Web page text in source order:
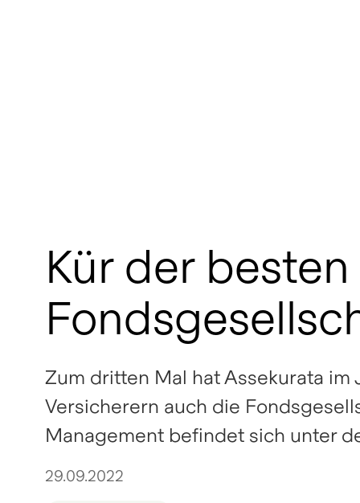
Kür der besten
Zum dritten Mal hat Assekurata im
Versicherern auch die
Management befindet sich unter
29.09.2022